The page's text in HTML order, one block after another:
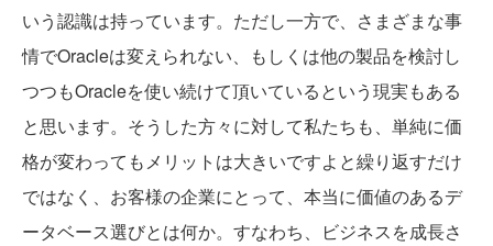
いう認識は持っています。ただし一方で、さまざまな事
情でOracleは変えられない、もしくは他の製品を検討し
つつもOracleを使い続けて頂いているという現実もある
と思います。そうした方々に対して私たちも、単純に価
格が変わってもメリットは大きいですよと繰り返すだけ
ではなく、お客様の企業にとって、本当に価値のあるデ
ータベース選びとは何か。すなわち、ビジネスを成長さ